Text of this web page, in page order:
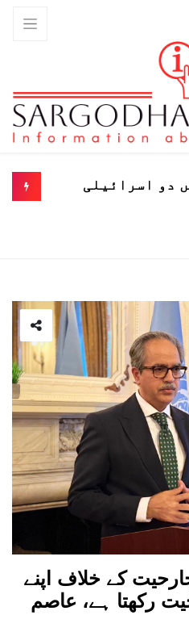
دو اسرائیلی
کے خلاف اپنے
رکھتا ہے، عاصم